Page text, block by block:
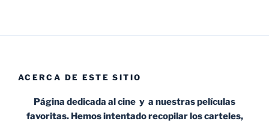
ACERCA DE ESTE SITIO
Página dedicada al cine y a nuestras películas
favoritas. Hemos intentado recopilar los carteles,